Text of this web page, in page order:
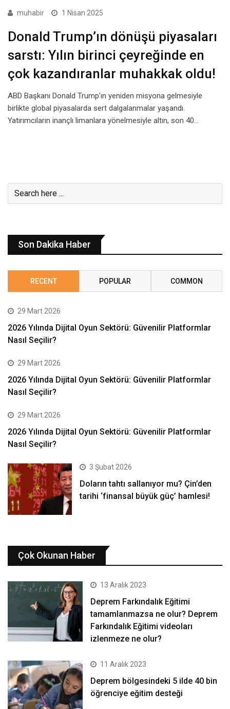
muhabir 1 Nisan 2025
Donald Trump’ın dönüşü piyasaları
sarstı: Yılın birinci çeyreğinde en
çok kazandıranlar muhakkak oldu!
ABD Başkanı Donald Trump’ın yeniden misyona gelmesiyle
birlikte global piyasalarda sert dalgalanmalar yaşandı.
Yatırımcıların inançlı limanlara yönelmesiyle altın, son 40…
Son Dakika Haber
RECENT POPULAR COMMON
29 Mart 2026
2026 Yılında Dijital Oyun Sektörü: Güvenilir Platformlar
Nasıl Seçilir?
29 Mart 2026
2026 Yılında Dijital Oyun Sektörü: Güvenilir Platformlar
Nasıl Seçilir?
29 Mart 2026
2026 Yılında Dijital Oyun Sektörü: Güvenilir Platformlar
Nasıl Seçilir?
3 Şubat 2026
Doların tahtı sallanıyor mu? Çin’den
tarihi ‘finansal büyük güç’ hamlesi!
Çok Okunan Haber
13 Aralık 2023
Deprem Farkındalık Eğitimi
tamamlanmazsa ne olur? Deprem
Farkındalık Eğitimi videoları
izlenmeze ne olur?
11 Aralık 2023
Deprem bölgesindeki 5 ilde 40 bin
öğrenciye eğitim desteği